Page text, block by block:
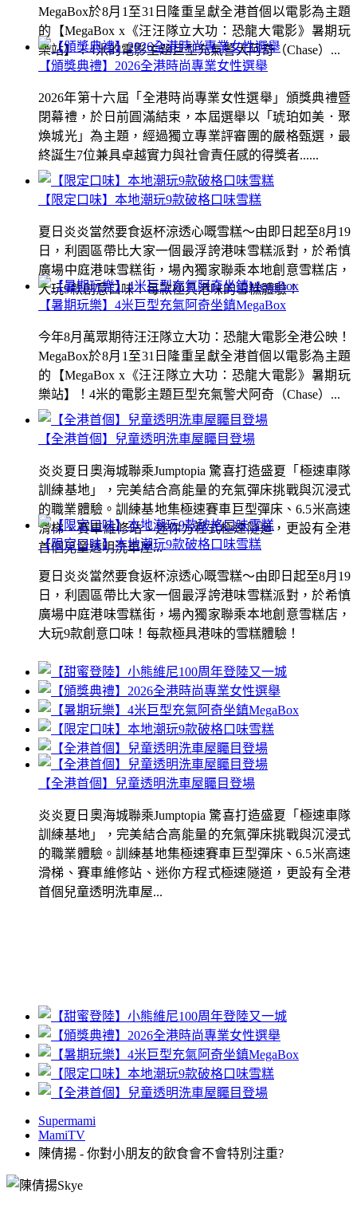
MegaBox於8月1至31日隆重呈獻全港首個以電影為主題
的【MegaBox x《汪汪隊立大功：恐龍大電影》暑期玩
樂站】！4米的電影主題巨型充氣警犬阿奇（Chase）...
【限定口味】本地潮玩9款破格口味雪糕
夏日炎炎當然要食返杯涼透心嘅雪糕～由即日起至8月19
日，利園區帶比大家一個最浮誇港味雪糕派對，於希慎
廣場中庭港味雪糕街，場內獨家聯乘本地創意雪糕店，
大玩9款創意口味！每款極具港味的雪糕體驗！
【全港首個】兒童透明洗車屋矚目登場
炎炎夏日奧海城聯乘Jumptopia 驚喜打造盛夏「極速車隊
訓練基地」，完美結合高能量的充氣彈床挑戰與沉浸式
的職業體驗。訓練基地集極速賽車巨型彈床、6.5米高速
滑梯、賽車維修站、迷你方程式極速隧道，更設有全港
首個兒童透明洗車屋...
【頒獎典禮】2026全港時尚專業女性選舉
2026年第十六屆「全港時尚專業女性選舉」頒獎典禮暨
閉幕禮，於日前圓滿結束，本屆選舉以「琥珀如美．聚
煥城光」為主題，經過獨立專業評審團的嚴格甄選，最
終誕生7位兼具卓越實力與社會責任感的得獎者......
【暑期玩樂】4米巨型充氣阿奇坐鎮MegaBox
今年8月萬眾期待汪汪隊立大功：恐龍大電影全港公映！
MegaBox於8月1至31日隆重呈獻全港首個以電影為主題
的【MegaBox x《汪汪隊立大功：恐龍大電影》暑期玩
樂站】！4米的電影主題巨型充氣警犬阿奇（Chase）...
【限定口味】本地潮玩9款破格口味雪糕
夏日炎炎當然要食返杯涼透心嘅雪糕～由即日起至8月19
日，利園區帶比大家一個最浮誇港味雪糕派對，於希慎
廣場中庭港味雪糕街，場內獨家聯乘本地創意雪糕店，
大玩9款創意口味！每款極具港味的雪糕體驗！
【全港首個】兒童透明洗車屋矚目登場
炎炎夏日奧海城聯乘Jumptopia 驚喜打造盛夏「極速車隊
訓練基地」，完美結合高能量的充氣彈床挑戰與沉浸式
的職業體驗。訓練基地集極速賽車巨型彈床、6.5米高速
滑梯、賽車維修站、迷你方程式極速隧道，更設有全港
首個兒童透明洗車屋...
Supermami
MamiTV
陳倩揚 - 你對小朋友的飲食會不會特別注重?